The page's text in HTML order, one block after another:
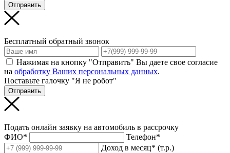
Отправить
Бесплатный обратный звонок
Нажимая на кнопку "Отправить" Вы даете свое согласие
на обработку Ваших персональных данных.
Поставьте галочку "Я не робот"
Отправить
Подать онлайн заявку на автомобиль в рассрочку
ФИО*
Телефон*
Доход в месяц* (т.р.)